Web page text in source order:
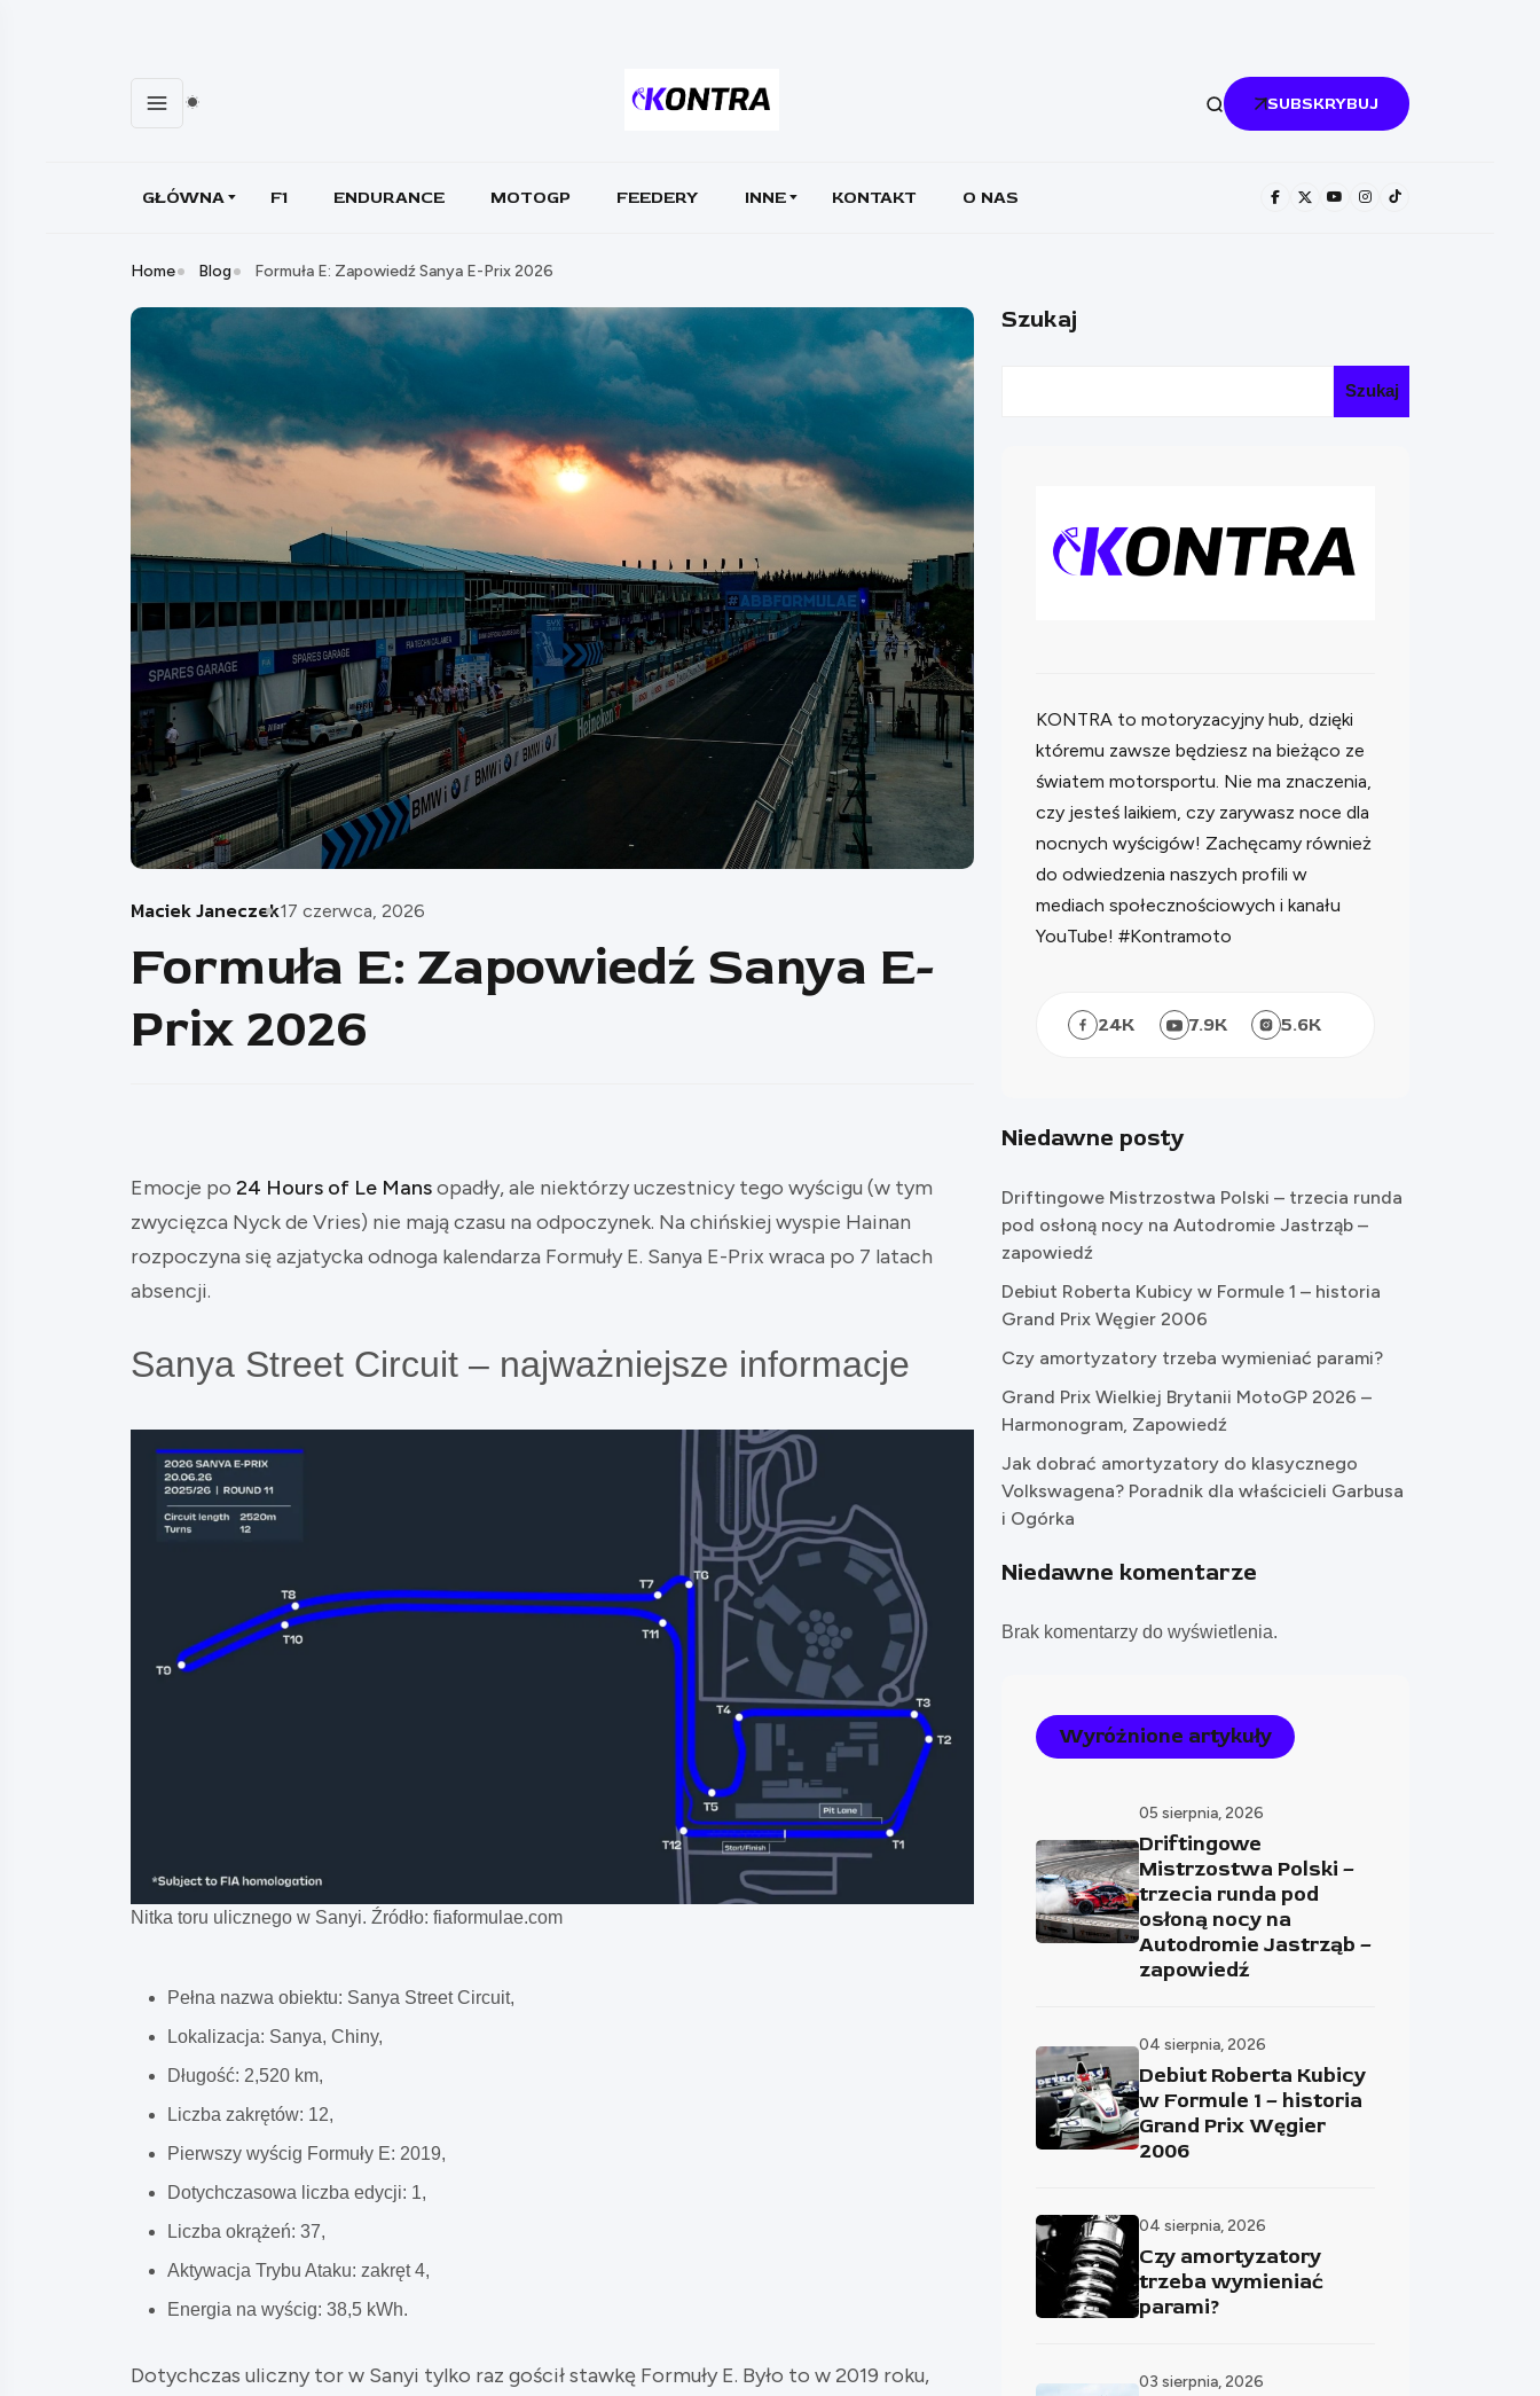
SUBSKRYBUJ
GŁÓWNA F1 ENDURANCE MOTOGP FEEDERY INNE KONTAKT O NAS
Home Blog Formuła E: Zapowiedź Sanya E-Prix 2026
Maciek Janeczek17 czerwca, 2026
Formuła E: Zapowiedź Sanya E-
Prix 2026
Emocje po 24 Hours of Le Mansopadły, ale niektórzy uczestnicy tego wyścigu (w tym
zwycięzca Nyck de Vries) nie mają czasu na odpoczynek. Na chińskiej wyspie Hainan
rozpoczyna się azjatycka odnoga kalendarza Formuły E. Sanya E-Prix wraca po 7 latach
absencji.
Sanya Street Circuit – najważniejsze informacje
Nitka toru ulicznego w Sanyi. Źródło: fiaformulae.com
Pełna nazwa obiektu: Sanya Street Circuit,
Lokalizacja: Sanya, Chiny,
Długość: 2,520 km,
Liczba zakrętów: 12,
Pierwszy wyścig Formuły E: 2019,
Dotychczasowa liczba edycji: 1,
Liczba okrążeń: 37,
Aktywacja Trybu Ataku: zakręt 4,
Energia na wyścig: 38,5 kWh.
Dotychczas uliczny tor w Sanyi tylko raz gościł stawkę Formuły E. Było to w 2019 roku,
Szukaj
Szukaj
KONTRA to motoryzacyjny hub, dzięki
któremu zawsze będziesz na bieżąco ze
światem motorsportu. Nie ma znaczenia,
czy jesteś laikiem, czy zarywasz noce dla
nocnych wyścigów! Zachęcamy również
do odwiedzenia naszych profili w
mediach społecznościowych i kanału
YouTube! #Kontramoto
24K 7.9K 5.6K
Niedawne posty
Driftingowe Mistrzostwa Polski – trzecia runda
pod osłoną nocy na Autodromie Jastrząb –
zapowiedź
Debiut Roberta Kubicy w Formule 1 – historia
Grand Prix Węgier 2006
Czy amortyzatory trzeba wymieniać parami?
Grand Prix Wielkiej Brytanii MotoGP 2026 –
Harmonogram, Zapowiedź
Jak dobrać amortyzatory do klasycznego
Volkswagena? Poradnik dla właścicieli Garbusa
i Ogórka
Niedawne komentarze
Brak komentarzy do wyświetlenia.
Wyróżnione artykuły
05 sierpnia, 2026
Driftingowe
Mistrzostwa Polski –
trzecia runda pod
osłoną nocy na
Autodromie Jastrząb –
zapowiedź
04 sierpnia, 2026
Debiut Roberta Kubicy
w Formule 1 – historia
Grand Prix Węgier
2006
04 sierpnia, 2026
Czy amortyzatory
trzeba wymieniać
parami?
03 sierpnia, 2026